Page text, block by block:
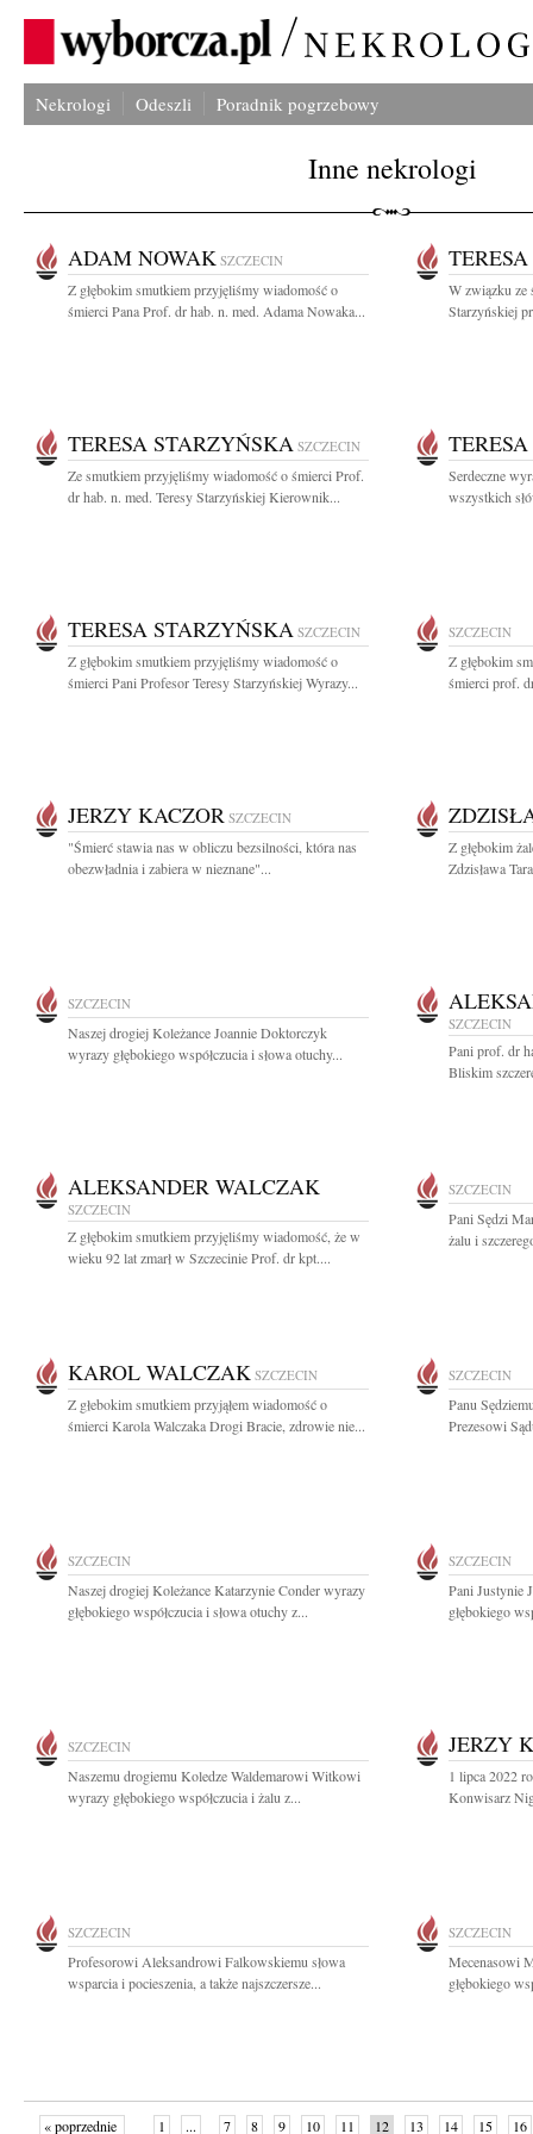
Nekrologi Odeszli Poradnik pogrzebowy
Inne nekrologi
ADAM NOWAK SZCZECIN
Z głębokim smutkiem przyjęliśmy wiadomość o
śmierci Pana Prof. dr hab. n. med. Adama Nowaka...
W związku ze
Starzyńskiej
TERESA STARZYŃSKA SZCZECIN
Ze smutkiem przyjęliśmy wiadomość o śmierci Prof.
dr hab. n. med. Teresy Starzyńskiej Kierownik...
Serdeczne
wszystkich
TERESA STARZYŃSKA SZCZECIN
Z głębokim smutkiem przyjęliśmy wiadomość o
śmierci Pani Profesor Teresy Starzyńskiej Wyrazy...
SZCZECIN
Z głębokim
śmierci prof.
JERZY KACZOR SZCZECIN
"Śmierć stawia nas w obliczu bezsilności, która nas
obezwładnia i zabiera w nieznane"...
Z głębokim
Zdzisława
SZCZECIN
Naszej drogiej Koleżance Joannie Doktorczyk
wyrazy głębokiego współczucia i słowa otuchy...
SZCZECIN
Pani prof. dr
Bliskim
ALEKSANDER WALCZAK
SZCZECIN
Z głębokim smutkiem przyjęliśmy wiadomość, że w
wieku 92 lat zmarł w Szczecinie Prof. dr kpt....
SZCZECIN
Pani Sędzi
żalu i
KAROL WALCZAK SZCZECIN
Z głebokim smutkiem przyjąłem wiadomość o
śmierci Karola Walczaka Drogi Bracie, zdrowie nie...
SZCZECIN
Panu
Prezesowi
SZCZECIN
Naszej drogiej Koleżance Katarzynie Conder wyrazy
głębokiego współczucia i słowa otuchy z...
SZCZECIN
Pani Justynie
głębokiego
SZCZECIN
Naszemu drogiemu Koledze Waldemarowi Witkowi
wyrazy głębokiego współczucia i żalu z...
JERZY
1 lipca 2022
Konwisarz
SZCZECIN
Profesorowi Aleksandrowi Falkowskiemu słowa
wsparcia i pocieszenia, a także najszczersze...
SZCZECIN
Mecenasowi
głębokiego
« poprzednie 1 ... 7 8 9 10 11 12 13 14 15 16